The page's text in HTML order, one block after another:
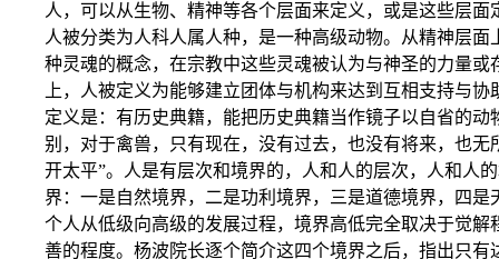
人，可以从生物、精神等各个层面来定义，或是这些层面
人被分类为人科人属人种，是一种高级动物。从精神层面
种灵魂的概念，在宗教中这些灵魂被认为与神圣的力量或
上，人被定义为能够建立团体与机构来达到互相支持与
定义是：有历史典籍，能把历史典籍当作镜子以自省的动
别，对于禽兽，只有现在，没有过去，也没有将来，也无
开太平”。人是有层次和境界的，人和人的层次，人和人
界：一是自然境界，二是功利境界，三是道德境界，四是
个人从低级向高级的发展过程，境界高低完全取决于觉解
善的程度。杨波院长逐个简介这四个境界之后，指出只有